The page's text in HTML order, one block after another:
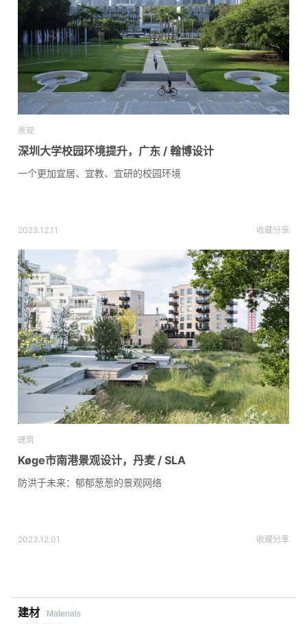
景观
深圳大学校园环境提升，广东 / 翰博设计
一个更加宜居、宜教、宜研的校园环境
2023.12.11 收藏分享
建筑
Køge市南港景观设计，丹麦 / SLA
防洪于未来：郁郁葱葱的景观网络
2023.12.01 收藏分享
建材
Materials